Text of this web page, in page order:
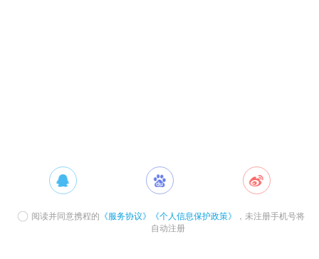
阅读并同意携程的 《服务协议》 《个人信息保护政策》
，未注册手机号将
自动注册